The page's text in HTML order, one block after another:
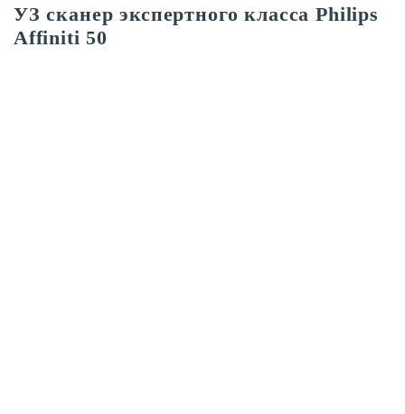
УЗ сканер экспертного класса Philips
Affiniti 50